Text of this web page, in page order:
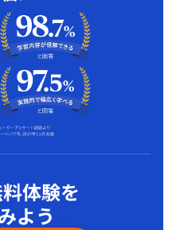
体験を
よう